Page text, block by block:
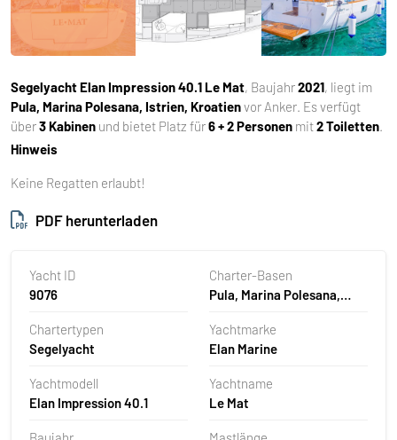
Segelyacht Elan Impression 40.1 Le Mat, Baujahr2021, liegt im
Pula, Marina Polesana, Istrien, Kroatienvor Anker. Es verfügt
über3 Kabinen und bietet Platz für6 + 2 Personen mit2 Toiletten.
Hinweis
Keine Regatten erlaubt!
PDF herunterladen
Yacht ID
9076
Charter-Basen
Pula, Marina Polesana,
Chartertypen
Segelyacht
Yachtmarke
Elan Marine
Yachtmodell
Elan Impression 40.1
Yachtname
Le Mat